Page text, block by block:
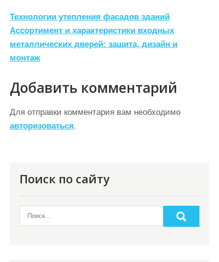
Н
а
в
и
г
а
ц
и
Технологии утепления фасадов зданий
Ассортимент и характеристики входных
металлических дверей: защита, дизайн и
монтаж
Добавить комментарий
Для отправки комментария вам необходимо
авторизоваться.
Поиск по сайту